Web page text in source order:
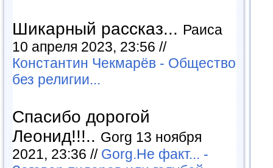
Шикарный рассказ... Раиса
10 апреля 2023, 23:56 //
Константин Чекмарёв - Общество
без религии...
Спасибо дорогой
Леонид!!!.. Gorg 13 ноября
2021, 23:36 // Gorg.Не факт... -